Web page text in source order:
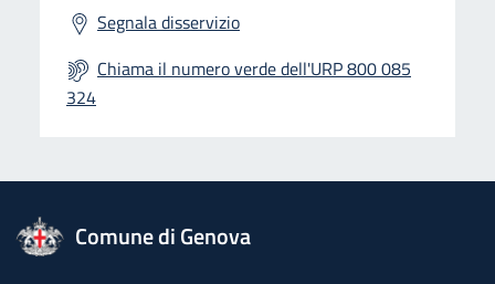
Segnala disservizio
Chiama il numero verde dell'URP 800 085
324
logo Unione Europea
Comune di Genova